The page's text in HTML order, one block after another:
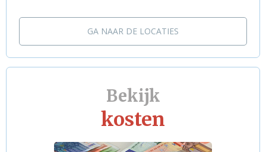
GA NAAR DE LOCATIES
Bekijk
kosten